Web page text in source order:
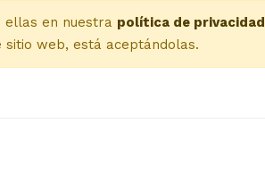
ellas en nuestra política de privacidad
sitio web, está aceptándolas.